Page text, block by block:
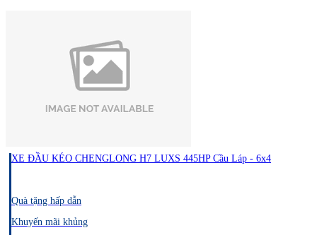
XE ĐẦU KÉO CHENGLONG H7 LUXS 445HP Cầu Láp - 6x4
Quà tặng hấp dẫn
Khuyến mãi khủng